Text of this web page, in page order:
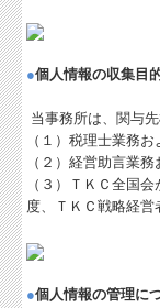
経営者お役立ち情報
経営者オススメ情報
Q&A経営相談
税務カレンダー
税務Q&A
個人情報保護方針
社長メニューASP版
●個人情報の収集目
当事務所は、関与
（１）税理士業務
（２）経営助言業
（３）ＴＫＣ全国
度、ＴＫＣ戦略経
●個人情報の管理に